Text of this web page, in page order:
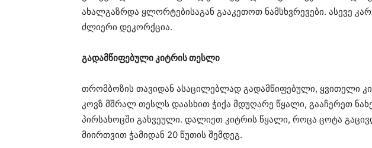
ახალგაზრდა ყლორტებისაგან გააკეთოთ ნამსხვრევები. ასევე
ძლიერი დეკორქცია.
გადამწიფებული კიტრის თესლი
თრომბოზის თავიდან ასაცილებლად გადამწიფებული, ყვითელი
კოვზ მშრალ თესლს დაასხით ჭიქა მდუღარე წყალი, გააჩერეთ
პირსახოცში გახვეული. დალიეთ კიტრის წყალი, როცა ცოტა
მიირთვით ჭამიდან 20 წუთის შემდეგ.